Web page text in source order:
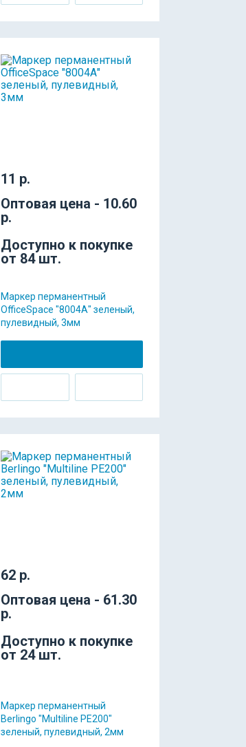
11 р.
Оптовая цена - 10.60
р.
Доступно к покупке
от 84 шт.
Маркер перманентный
OfficeSpace "8004А" зеленый,
пулевидный, 3мм
62 р.
Оптовая цена - 61.30
р.
Доступно к покупке
от 24 шт.
Маркер перманентный
Berlingo "Multiline PE200"
зеленый, пулевидный, 2мм